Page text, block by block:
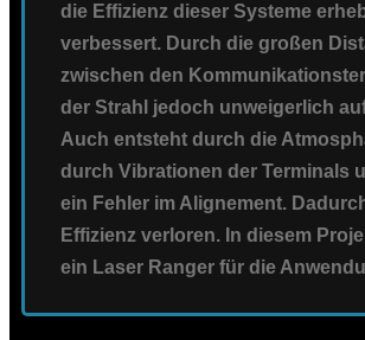
die Effizienz dieser Systeme
verbessert. Durch die großen
zwischen den
der Strahl jedoch unweigerlich
Auch entsteht durch die
durch Vibrationen der Terminals
ein Fehler im Alignement.
Effizienz verloren. In diesem
ein Laser Ranger für die